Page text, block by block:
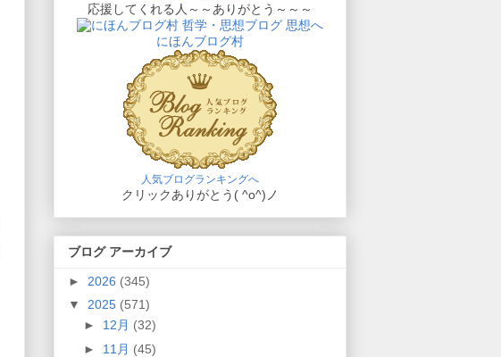
応援してくれる人～～ありがとう～～～
にほんブログ村
人気ブログランキングへ
クリックありがとう( ^o^)ノ
ブログ アーカイブ
► 2026 (345)
▼ 2025 (571)
► 12月 (32)
► 11月 (45)